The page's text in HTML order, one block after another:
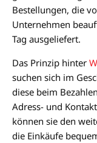
Bestellungen, die
Unternehmen
Tag ausgeliefert.
Das Prinzip hinter
suchen sich im
diese beim
Adress- und
können sie den
die Einkäufe